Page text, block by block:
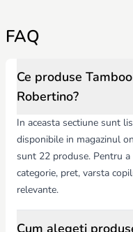
FAQ
Ce produse
Robertino?
In aceasta sectiune sunt
disponibile in magazinul
sunt 22 produse. Pentru
categorie, pret, varsta
relevante.
Cum alegeti